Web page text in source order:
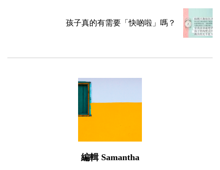
孩子真的有需要「快啲啦」嗎？
編輯 Samantha